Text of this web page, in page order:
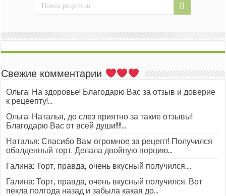
Свежие комментарии
Ольга: На здоровье! Благодарю Вас за отзыв и доверие
к рецеепту!...
Ольга: Наталья, до слез приятно за такие отзывы!
Благодарю Вас от всей души!!!!...
Наталья: Спасибо Вам огромное за рецепт! Получился
обалденный торт. Делала двойную порцию...
Галина: Торт, правда, очень вкусный получился....
Галина: Торт, правда, очень вкусный получился. Вот
пекла полгода назад и забыла какая до...